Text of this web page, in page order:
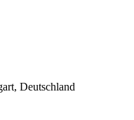
Deutschland